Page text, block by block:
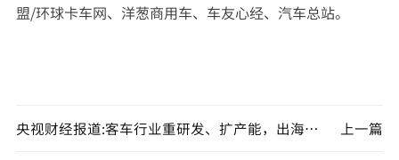
盟/环球卡车网、洋葱商用车、车友心经、汽车总站。
央视财经报道:客车行业重研发、扩产能，出海迈入新阶段!宇通乘势而上，海外订单持续攀升，彰显中国智造实力 上一篇